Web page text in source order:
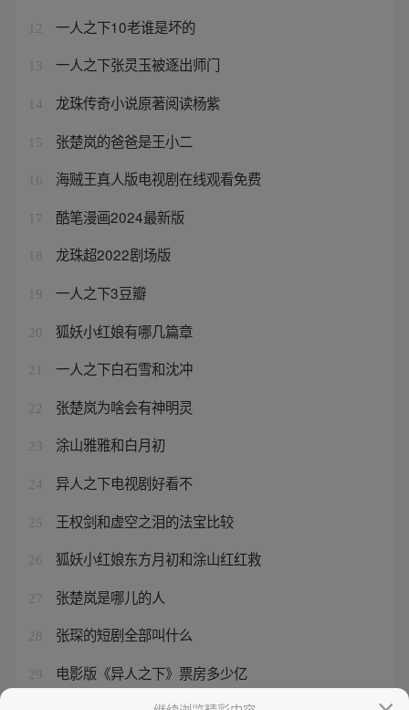
12 一人之下10老谁是坏的
13 一人之下张灵玉被逐出师门
14 龙珠传奇小说原著阅读杨紫
15 张楚岚的爸爸是王小二
16 海贼王真人版电视剧在线观看免费
17 酷笔漫画2024最新版
18 龙珠超2022剧场版
19 一人之下3豆瓣
20 狐妖小红娘有哪几篇章
21 一人之下白石雪和沈冲
22 张楚岚为啥会有神明灵
23 涂山雅雅和白月初
24 异人之下电视剧好看不
25 王权剑和虚空之泪的法宝比较
26 狐妖小红娘东方月初和涂山红红救
27 张楚岚是哪儿的人
28 张琛的短剧全部叫什么
29 电影版《异人之下》票房多少亿